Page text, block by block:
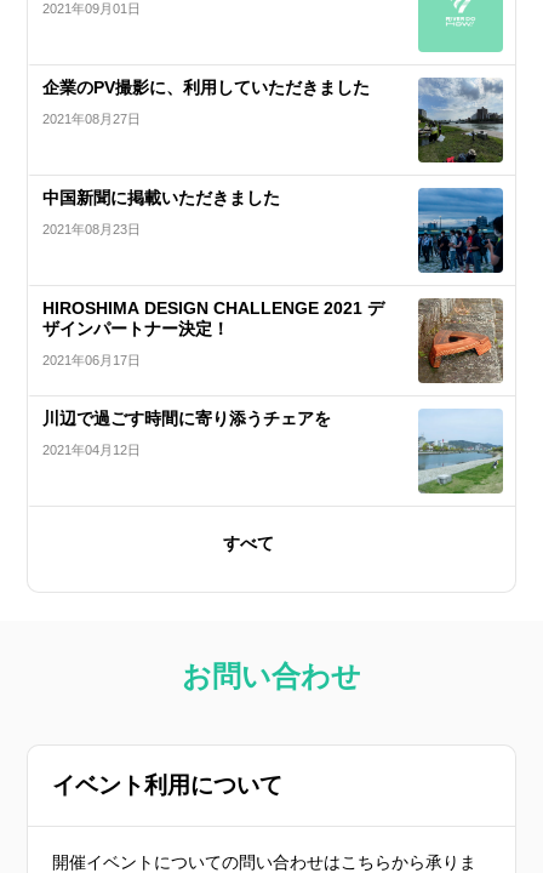
2021年09月01日
企業のPV撮影に、利用していただきました
2021年08月27日
中国新聞に掲載いただきました
2021年08月23日
HIROSHIMA DESIGN CHALLENGE 2021 デ
ザインパートナー決定！
2021年06月17日
川辺で過ごす時間に寄り添うチェアを
2021年04月12日
すべて
お問い合わせ
イベント利用について
開催イベントについての問い合わせはこちらから承りま